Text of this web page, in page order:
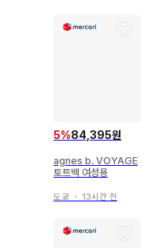
5%84,395원
agnes b. VOYAGE
토트백 여성용
도쿄 ・ 13시간 전